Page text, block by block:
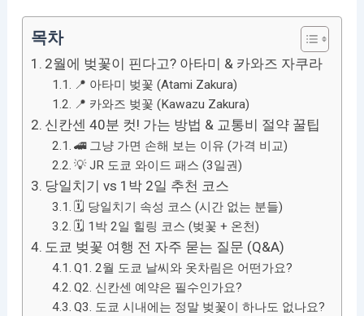
목차
2월에 벚꽃이 핀다고? 아타미 & 카와즈 자쿠라
📍 아타미 벚꽃 (Atami Zakura)
📍 카와즈 벚꽃 (Kawazu Zakura)
신칸센 40분 컷! 가는 방법 & 교통비 절약 꿀팁
🚄 그냥 가면 손해 보는 이유 (가격 비교)
💡 JR 도쿄 와이드 패스 (3일권)
당일치기 vs 1박 2일 추천 코스
🗓️ 당일치기 속성 코스 (시간 없는 분들)
🗓️ 1박 2일 힐링 코스 (벚꽃 + 온천)
도쿄 벚꽃 여행 전 자주 묻는 질문 (Q&A)
Q1. 2월 도쿄 날씨와 옷차림은 어떤가요?
Q2. 신칸센 예약은 필수인가요?
Q3. 도쿄 시내에는 정말 벚꽃이 하나도 없나요?